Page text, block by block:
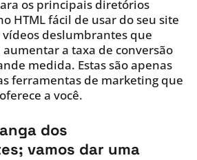
os principais diretórios
HTML fácil de usar do seu site
deslumbrantes que
a taxa de conversão
medida. Estas são apenas
ferramentas de marketing que
a você.
dos
vamos dar uma